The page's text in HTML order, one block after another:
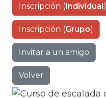
Inscripción (Individual)
Inscripción (Grupo)
Invitar a un amigo
Volver